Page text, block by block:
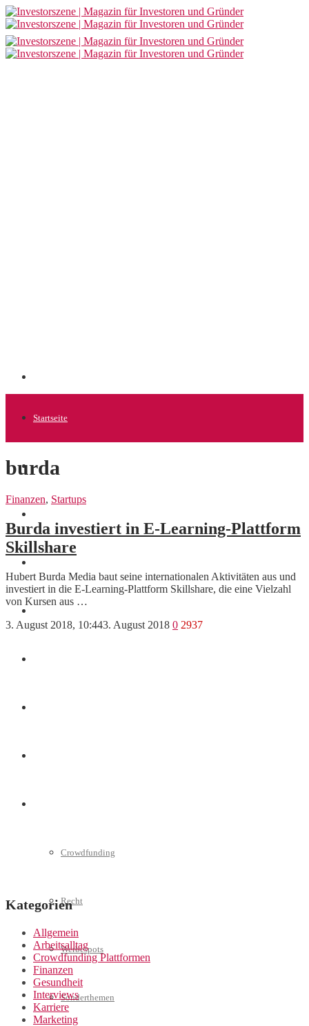
Startseite
Allgemein
Crowdfunding
Recht
Werbespots
Sonderthemen
burda
Finanzen, Startups
Burda investiert in E-Learning-Plattform
Skillshare
Hubert Burda Media baut seine internationalen Aktivitäten aus und
investiert in die E-Learning-Plattform Skillshare, die eine Vielzahl
von Kursen aus …
3. August 2018, 10:443. August 2018 0 2937
Kategorien
Allgemein
Arbeitsalltag
Crowdfunding Plattformen
Finanzen
Gesundheit
Interviews
Karriere
Marketing